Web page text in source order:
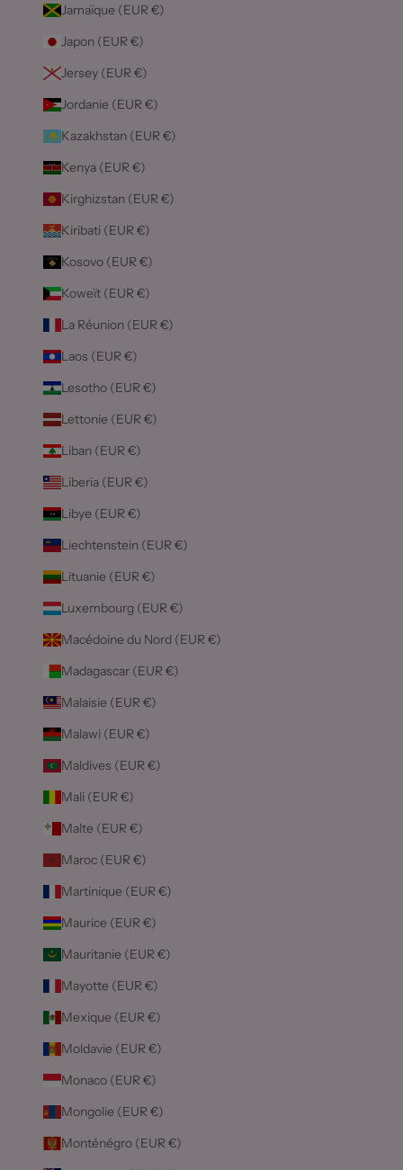
Jamaïque (EUR €)
Japon (EUR €)
Jersey (EUR €)
Jordanie (EUR €)
Kazakhstan (EUR €)
Kenya (EUR €)
Kirghizstan (EUR €)
Kiribati (EUR €)
Kosovo (EUR €)
Koweït (EUR €)
La Réunion (EUR €)
Laos (EUR €)
Lesotho (EUR €)
Lettonie (EUR €)
Liban (EUR €)
Liberia (EUR €)
Libye (EUR €)
Liechtenstein (EUR €)
Lituanie (EUR €)
Luxembourg (EUR €)
Macédoine du Nord (EUR €)
Madagascar (EUR €)
Malaisie (EUR €)
Malawi (EUR €)
Maldives (EUR €)
Mali (EUR €)
Malte (EUR €)
Maroc (EUR €)
Martinique (EUR €)
Maurice (EUR €)
Mauritanie (EUR €)
Mayotte (EUR €)
Mexique (EUR €)
Moldavie (EUR €)
Monaco (EUR €)
Mongolie (EUR €)
Monténégro (EUR €)